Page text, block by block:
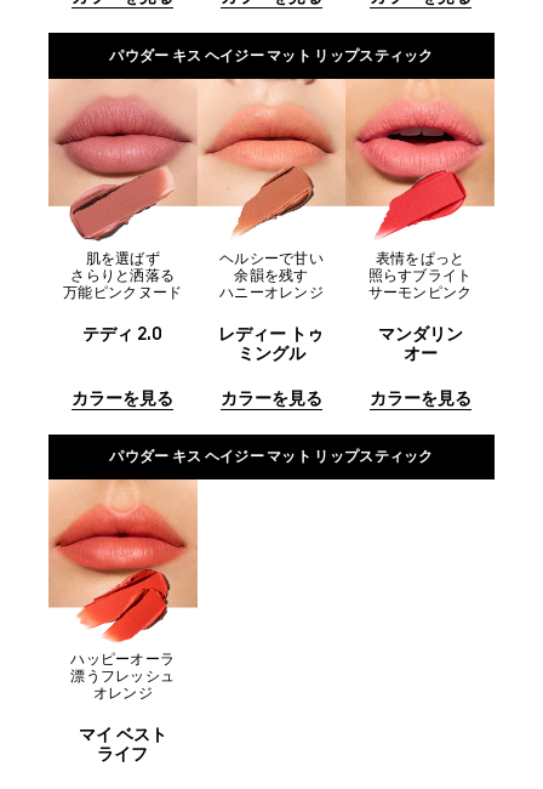
パウダー キス ヘイジー マット リップスティック
肌を選ばず
さらりと洒落る
万能ピンクヌード
テディ 2.0
カラーを見る
ヘルシーで甘い
余韻を残す
ハニーオレンジ
レディー トゥ
ミングル
カラーを見る
表情をぱっと
照らすブライト
サーモンピンク
マンダリン
オー
カラーを見る
パウダー キス ヘイジー マット リップスティック
ハッピーオーラ
漂うフレッシュ
オレンジ
マイ ベスト
ライフ